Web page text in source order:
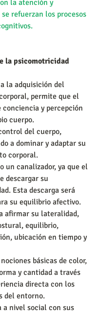
la atención y
refuerzan los procesos
la psicomotricidad
la adquisición del
permite que el
conciencia y percepción
cuerpo.
del cuerpo,
a dominar y adaptar su
corporal.
un canalizador, ya que el
descargar su
Esta descarga será
su equilibrio afectivo.
afirmar su lateralidad,
equilibrio,
ubicación en tiempo y
y cantidad a través
directa con los
del entorno.
a nivel social con sus